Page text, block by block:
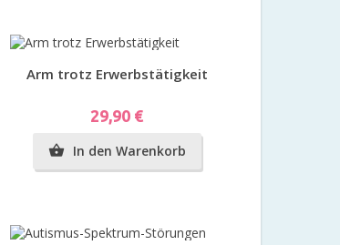
Vorschau
Arm trotz Erwerbstätigkeit
Preis
29,90 €
 In den Warenkorb